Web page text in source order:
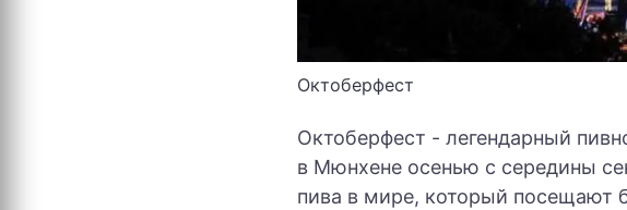
Октоберфест
Октоберфест - легендарный
в Мюнхене осенью с середины
пива в мире, который посещают